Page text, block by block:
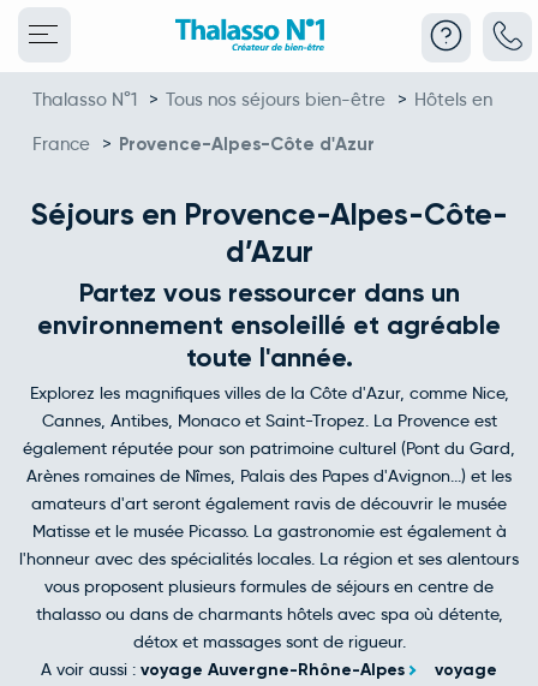
Thalasso N°1 > Tous nos séjours bien-être > Hôtels en
France > Provence-Alpes-Côte d'Azur
Séjours en Provence-Alpes-Côte-
d’Azur
Partez vous ressourcer dans un
environnement ensoleillé et agréable
toute l'année.
Explorez les magnifiques villes de la Côte d'Azur, comme Nice,
Cannes, Antibes, Monaco et Saint-Tropez. La Provence est
également réputée pour son patrimoine culturel (Pont du Gard,
Arènes romaines de Nîmes, Palais des Papes d'Avignon...) et les
amateurs d'art seront également ravis de découvrir le musée
Matisse et le musée Picasso. La gastronomie est également à
l'honneur avec des spécialités locales. La région et ses alentours
vous proposent plusieurs formules de séjours en centre de
thalasso ou dans de charmants hôtels avec spa où détente,
détox et massages sont de rigueur.
A voir aussi : voyage Auvergne-Rhône-Alpes
voyage